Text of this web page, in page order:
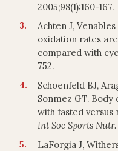
2005;98(1):160-167.
Achten J,
oxidation rates
compared with
752.
Schoenfeld BJ,
Sonmez GT.
with fasted
Int Soc Sports Nutr.
LaForgia J,